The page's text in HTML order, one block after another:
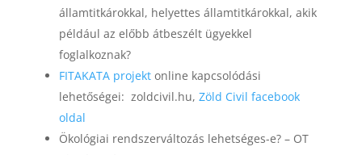
államtitkárokkal, helyettes államtitkárokkal, akik
például az előbb átbeszélt ügyekkel
foglalkoznak?
FITAKATA projekt online kapcsolódási
lehetőségei: zoldcivil.hu, Zöld Civil facebook
oldal
Ökológiai rendszerváltozás lehetséges-e? – OT